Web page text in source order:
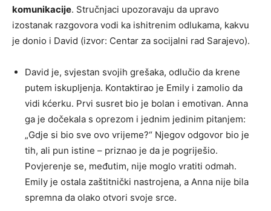
komunikacije. Stručnjaci upozoravaju da upravo
izostanak razgovora vodi ka ishitrenim odlukama, kakvu
je donio i David (izvor: Centar za socijalni rad Sarajevo).
David je, svjestan svojih grešaka, odlučio da krene
putem iskupljenja. Kontaktirao je Emily i zamolio da
vidi kćerku. Prvi susret bio je bolan i emotivan. Anna
ga je dočekala s oprezom i jednim jedinim pitanjem:
„Gdje si bio sve ovo vrijeme?“ Njegov odgovor bio je
tih, ali pun istine – priznao je da je pogriješio.
Povjerenje se, međutim, nije moglo vratiti odmah.
Emily je ostala zaštitnički nastrojena, a Anna nije bila
spremna da olako otvori svoje srce.